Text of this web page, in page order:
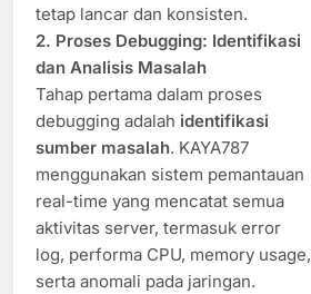
tetap lancar dan konsisten.
2. Proses Debugging: Identifikasi
dan Analisis Masalah
Tahap pertama dalam proses
debugging adalah identifikasi
sumber masalah. KAYA787
menggunakan sistem pemantauan
real-time yang mencatat semua
aktivitas server, termasuk error
log, performa CPU, memory usage,
serta anomali pada jaringan.